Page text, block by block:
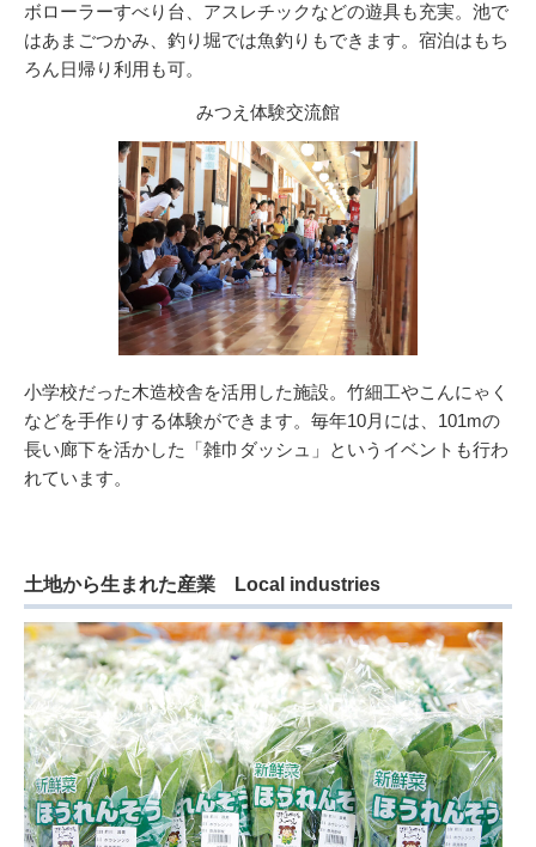
ボローラーすべり台、アスレチックなどの遊具も充実。池で
はあまごつかみ、釣り堀では魚釣りもできます。宿泊はもち
ろん日帰り利用も可。
みつえ体験交流館
小学校だった木造校舎を活用した施設。竹細工やこんにゃく
などを手作りする体験ができます。毎年10月には、101mの
長い廊下を活かした「雑巾ダッシュ」というイベントも行わ
れています。
土地から生まれた産業 Local industries